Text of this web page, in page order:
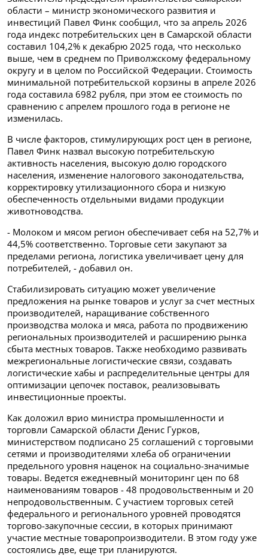
области – министр экономического развития и
инвестиций Павел Финк сообщил, что за апрель 2026
года индекс потребительских цен в Самарской области
составил 104,2% к декабрю 2025 года, что несколько
выше, чем в среднем по Приволжскому федеральному
округу и в целом по Российской Федерации. Стоимость
минимальной потребительской корзины в апреле 2026
года составила 6982 рубля, при этом ее стоимость по
сравнению с апрелем прошлого года в регионе не
изменилась.
В числе факторов, стимулирующих рост цен в регионе,
Павел Финк назвал высокую потребительскую
активность населения, высокую долю городского
населения, изменение налогового законодательства,
корректировку утилизационного сбора и низкую
обеспеченность отдельными видами продукции
животноводства.
- Молоком и мясом регион обеспечивает себя на 52,7% и
44,5% соответственно. Торговые сети закупают за
пределами региона, логистика увеличивает цену для
потребителей, - добавил он.
Стабилизировать ситуацию может увеличение
предложения на рынке товаров и услуг за счет местных
производителей, наращивание собственного
производства молока и мяса, работа по продвижению
региональных производителей и расширению рынка
сбыта местных товаров. Также необходимо развивать
межрегиональные логистические связи, создавать
логистические хабы и распределительные центры для
оптимизации цепочек поставок, реализовывать
инвестиционные проекты.
Как доложил врио министра промышленности и
торговли Самарской области Денис Гурков,
министерством подписано 25 соглашений с торговыми
сетями и производителями хлеба об ограничении
предельного уровня наценок на социально-значимые
товары. Ведется ежедневный мониторинг цен по 68
наименованиям товаров - 48 продовольственным и 20
непродовольственным. С участием торговых сетей
федерального и регионального уровней проводятся
торгово-закупочные сессии, в которых принимают
участие местные товаропроизводители. В этом году уже
состоялись две, еще три планируются.